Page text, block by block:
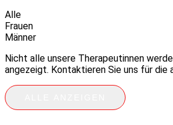
Alle
Frauen
Männer
Nicht alle unsere Therapeutinnen
angezeigt. Kontaktieren Sie uns für die